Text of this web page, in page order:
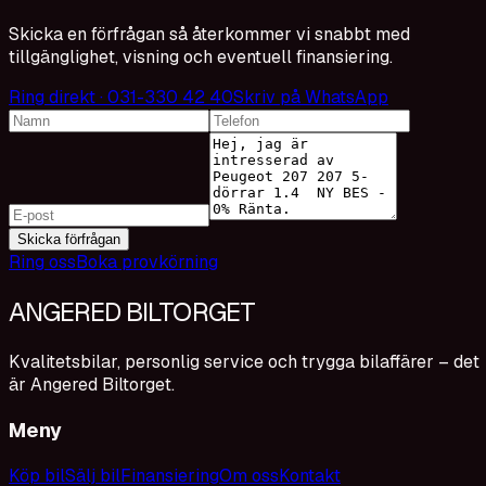
Skicka en förfrågan så återkommer vi snabbt med
tillgänglighet, visning och eventuell finansiering.
Ring direkt · 031-330 42 40Skriv på WhatsApp
Skicka förfrågan
Ring ossBoka provkörning
ANGERED BILTORGET
Kvalitetsbilar, personlig service och trygga bilaffärer – det
är Angered Biltorget.
Meny
Köp bilSälj bilFinansieringOm ossKontakt